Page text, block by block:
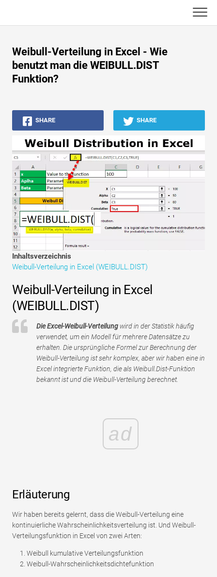
content
Buchhaltungs-Tutorials
Asset Management-Tutorials
Excel, VBA & Power BI
Investment Banking Tutorials
Top Bücher
Finanzkarriere-Leitfäden
Ressourcen für die Finanzzertifizierung
Tutorials zur Finanzmodellierung
Vollständige Form
Risikomanagement-Tutorials
Weibull-Verteilung in Excel - Wie
benutzt man die WEIBULL.DIST
Funktion?
SHARE SHARE
Inhaltsverzeichnis
Weibull-Verteilung in Excel (WEIBULL.DIST)
Weibull-Verteilung in Excel
(WEIBULL.DIST)
Die Excel-Weibull-Verteilung wird in der Statistik häufig
verwendet, um ein Modell für mehrere Datensätze zu
erhalten. Die ursprüngliche Formel zur Berechnung der
Weibull-Verteilung ist sehr komplex, aber wir haben eine in
Excel integrierte Funktion, die als Weibull.Dist-Funktion
bekannt ist und die Weibull-Verteilung berechnet.
ad
Erläuterung
Wir haben bereits gelernt, dass die Weibull-Verteilung eine
kontinuierliche Wahrscheinlichkeitsverteilung ist. Und Weibull-
Verteilungsfunktion in Excel von zwei Arten:
Weibull kumulative Verteilungsfunktion
Weibull-Wahrscheinlichkeitsdichtefunktion